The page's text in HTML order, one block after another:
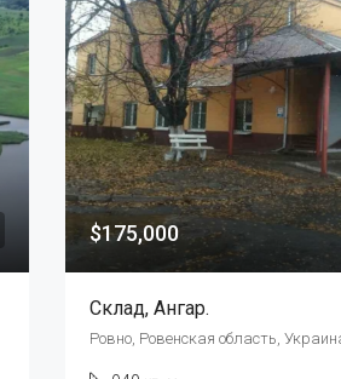
$175,000
Склад, Ангар.
Ровно, Ровенская область,